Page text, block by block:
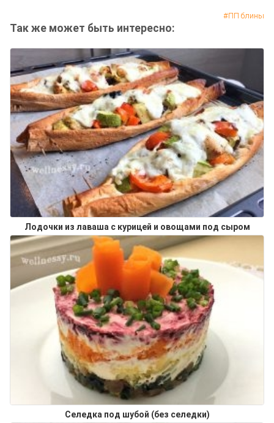
ПП блины
Так же может быть интересно:
Лодочки из лаваша с курицей и овощами под сыром
Селедка под шубой (без селедки)